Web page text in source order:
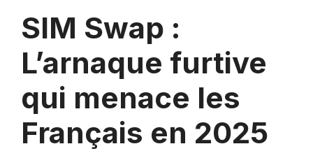
SIM Swap :
L’arnaque furtive
qui menace les
Français en 2025